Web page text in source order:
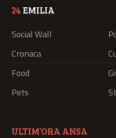
24 EMILIA
Social Wall
Cronaca
Food
Pets
ULTIM’ORA ANSA